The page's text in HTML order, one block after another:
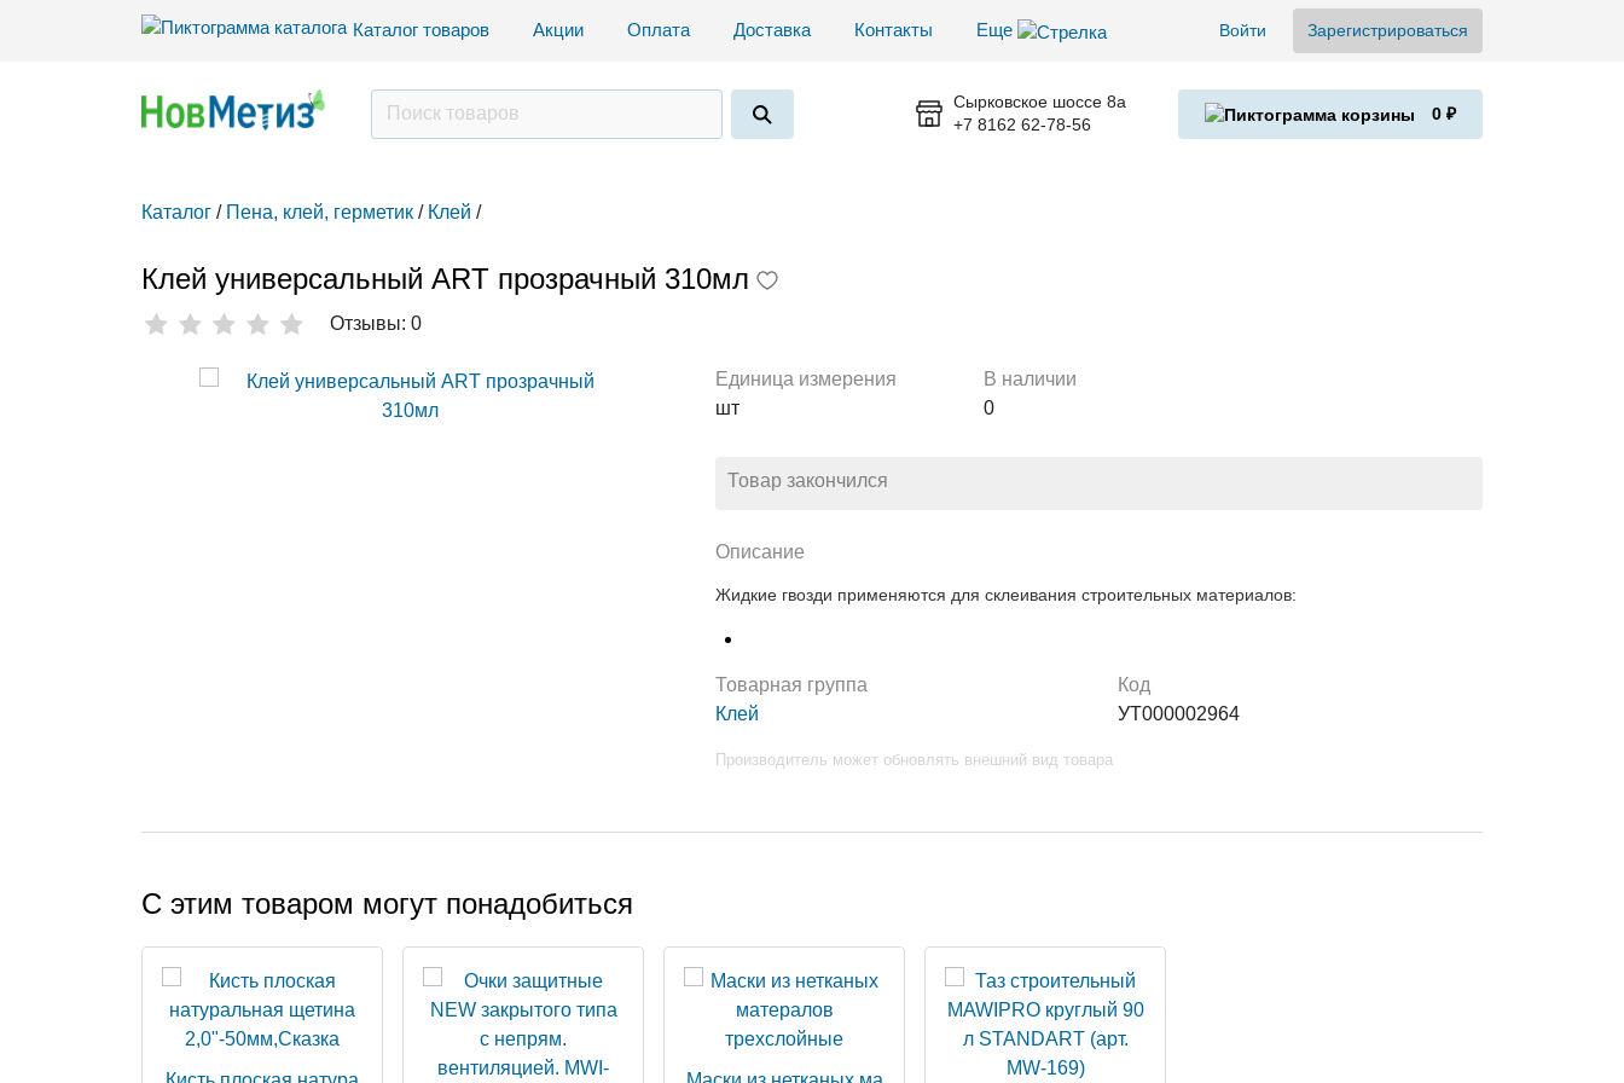
Каталог товаров Акции Оплата Доставка Контакты Еще Войти Зарегистрироваться
Сырковское шоссе 8а
+7 8162 62-78-56
0 ₽
Каталог / Пена, клей, герметик / Клей /
Клей универсальный ART прозрачный 310мл
Отзывы: 0
Единица измерения
шт
В наличии
0
Товар закончился
Описание
Жидкие гвозди применяются для склеивания строительных материалов:
Товарная группа
Клей
Код
УТ000002964
Производитель может обновлять внешний вид товара
С этим товаром могут понадобиться